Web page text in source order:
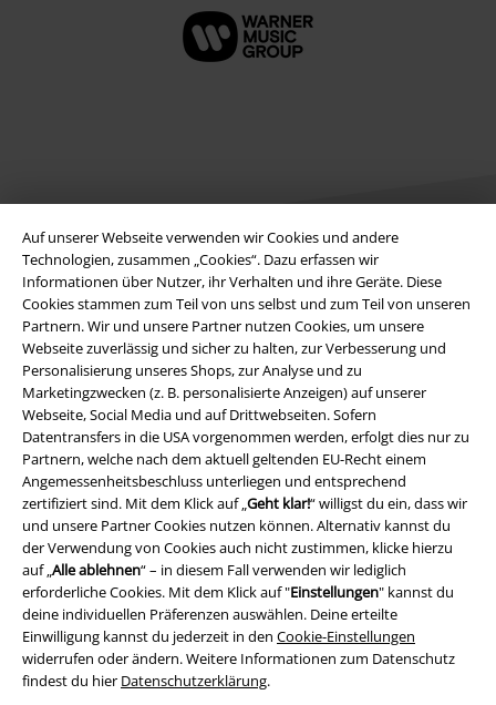
Auf unserer Webseite verwenden wir Cookies und andere
Technologien, zusammen „Cookies“. Dazu erfassen wir
Informationen über Nutzer, ihr Verhalten und ihre Geräte. Diese
Cookies stammen zum Teil von uns selbst und zum Teil von unseren
Partnern. Wir und unsere Partner nutzen Cookies, um unsere
Webseite zuverlässig und sicher zu halten, zur Verbesserung und
Personalisierung unseres Shops, zur Analyse und zu
Marketingzwecken (z. B. personalisierte Anzeigen) auf unserer
Webseite, Social Media und auf Drittwebseiten. Sofern
Datentransfers in die USA vorgenommen werden, erfolgt dies nur zu
Partnern, welche nach dem aktuell geltenden EU-Recht einem
Angemessenheitsbeschluss unterliegen und entsprechend
zertifiziert sind. Mit dem Klick auf „Geht klar!“ willigst du ein, dass wir
und unsere Partner Cookies nutzen können. Alternativ kannst du
der Verwendung von Cookies auch nicht zustimmen, klicke hierzu
auf „Alle ablehnen“ – in diesem Fall verwenden wir lediglich
erforderliche Cookies. Mit dem Klick auf "Einstellungen" kannst du
deine individuellen Präferenzen auswählen. Deine erteilte
Einwilligung kannst du jederzeit in den Cookie-Einstellungen
widerrufen oder ändern. Weitere Informationen zum Datenschutz
findest du hier Datenschutzerklärung.
Rechtliches
AGB
Impressum
Datenschutz
Entsorgung und Umweltschutz
Konformitätserklärung
Information zur Barrierefreiheit
Cookie-Einstellungen
Vertrag widerrufen